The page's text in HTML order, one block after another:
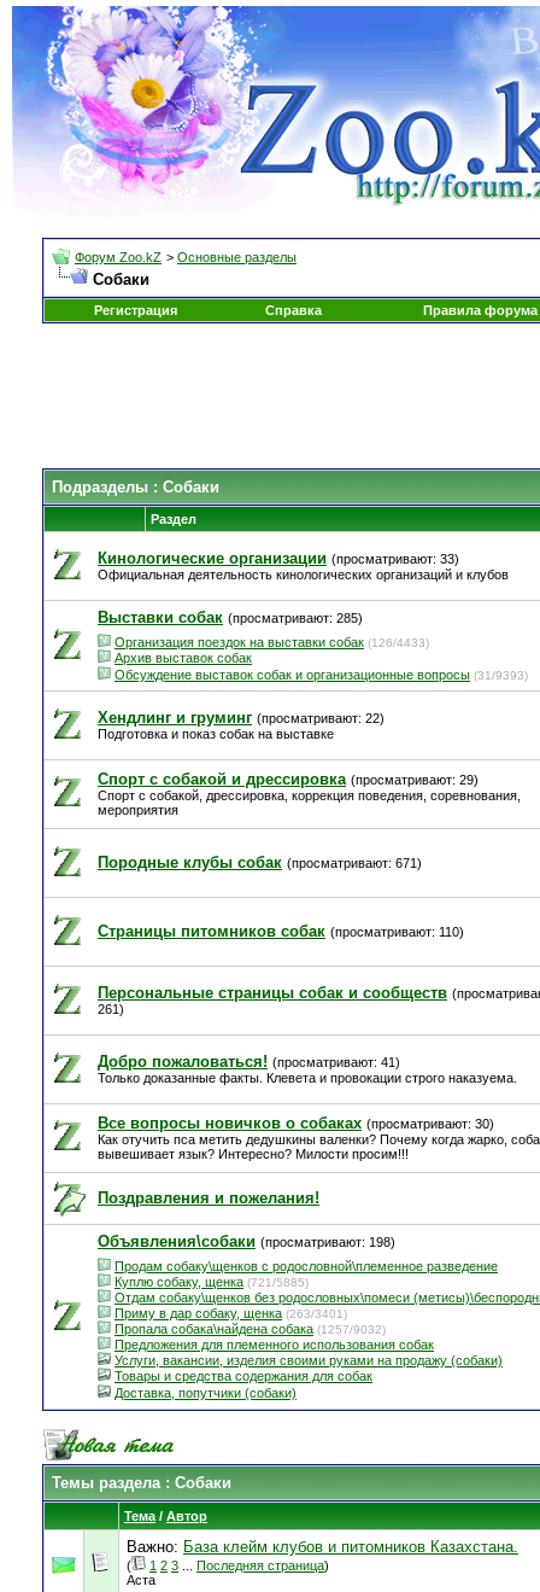
Форум Zoo.kZ > Основные разделы
Собаки
Регистрация Справка Правила форума
Подразделы : Собаки
Раздел
Кинологические организации (просматривают: 33)
Официальная деятельность кинологических организаций и клубов
Выставки собак (просматривают: 285)
Организация поездок на выставки собак (126/4433)
Архив выставок собак
Обсуждение выставок собак и организационные вопросы (31/9393)
Хендлинг и груминг (просматривают: 22)
Подготовка и показ собак на выставке
Спорт с собакой и дрессировка (просматривают: 29)
Спорт с собакой, дрессировка, коррекция поведения, соревнования,
мероприятия
Породные клубы собак (просматривают: 671)
Страницы питомников собак (просматривают: 110)
Персональные страницы собак и сообществ
261)
Добро пожаловаться! (просматривают: 41)
Только доказанные факты. Клевета и провокации строго наказуема.
Все вопросы новичков о собаках (просматривают: 30)
Как отучить пса метить дедушкины валенки? Почему когда жарко,
вывешивает язык? Интересно? Милости просим!!!
Поздравления и пожелания!
Объявления\собаки (просматривают: 198)
Продам собаку\щенков с родословной\племенное разведение
Куплю собаку, щенка (721/5885)
Отдам собаку\щенков без родословных\помеси
Приму в дар собаку, щенка (263/3401)
Пропала собака\найдена собака (1257/9032)
Предложения для племенного использования собак
Услуги, вакансии, изделия своими руками на продажу (собаки)
Товары и средства содержания для собак
Доставка, попутчики (собаки)
Темы раздела: Собаки
Тема / Автор
Важно: База клейм клубов и питомников Казахстана.
( 1 2 3 Последняя страница)
Аста